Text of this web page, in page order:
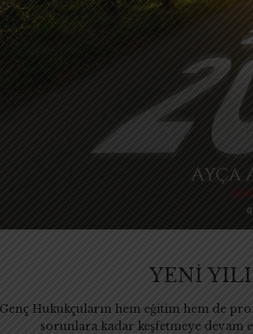
YENİ
Genç Hukukçuların hem eğitim hem de
sorunlara kadar keşfetmeye devam